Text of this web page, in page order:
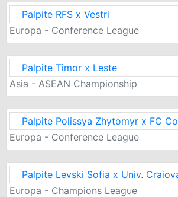
Palpite RFS x Vestri
Europa - Conference League
Palpite Timor x Leste
Asia - ASEAN Championship
Palpite Polissya Zhytomyr x FC
Europa - Conference League
Palpite Levski Sofia x Univ.
Europa - Champions League